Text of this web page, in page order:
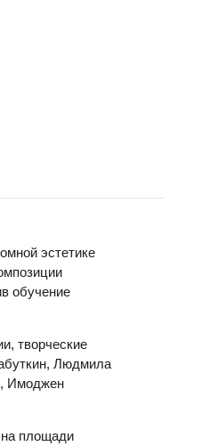
эстетике
обучение
творческие
Людмила
Имоджен
на площади